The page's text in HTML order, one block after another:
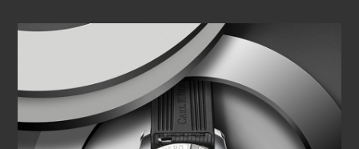
ВОСПРОИЗВЕСТИ ВИДЕО